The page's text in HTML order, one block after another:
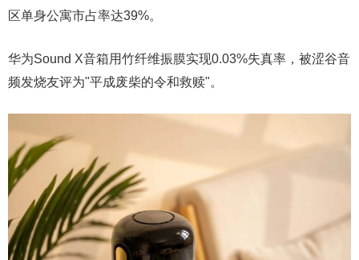
区单身公寓市占率达39%。
华为Sound X音箱用竹纤维振膜实现0.03%失真率，被涩谷音
频发烧友评为"平成废柴的令和救赎"。